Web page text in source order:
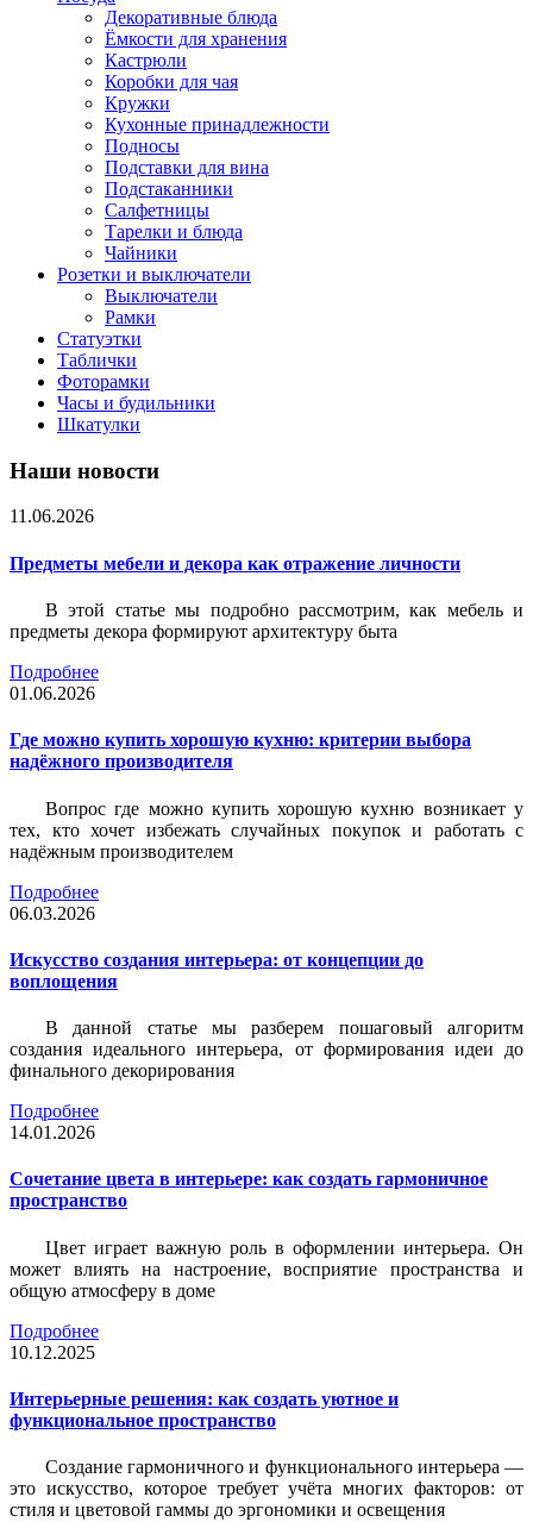
Декоративные блюда
Ёмкости для хранения
Кастрюли
Коробки для чая
Кружки
Кухонные принадлежности
Подносы
Подставки для вина
Подстаканники
Салфетницы
Тарелки и блюда
Чайники
Розетки и выключатели
Выключатели
Рамки
Статуэтки
Таблички
Фоторамки
Часы и будильники
Шкатулки
Наши новости
11.06.2026
Предметы мебели и декора как отражение личности
В этой статье мы подробно рассмотрим, как мебель и
предметы декора формируют архитектуру быта
Подробнее
01.06.2026
Где можно купить хорошую кухню: критерии выбора
надёжного производителя
Вопрос где можно купить хорошую кухню возникает у
тех, кто хочет избежать случайных покупок и работать с
надёжным производителем
Подробнее
06.03.2026
Искусство создания интерьера: от концепции до
воплощения
В данной статье мы разберем пошаговый алгоритм
создания идеального интерьера, от формирования идеи до
финального декорирования
Подробнее
14.01.2026
Сочетание цвета в интерьере: как создать гармоничное
пространство
Цвет играет важную роль в оформлении интерьера. Он
может влиять на настроение, восприятие пространства и
общую атмосферу в доме
Подробнее
10.12.2025
Интерьерные решения: как создать уютное и
функциональное пространство
Создание гармоничного и функционального интерьера —
это искусство, которое требует учёта многих факторов: от
стиля и цветовой гаммы до эргономики и освещения